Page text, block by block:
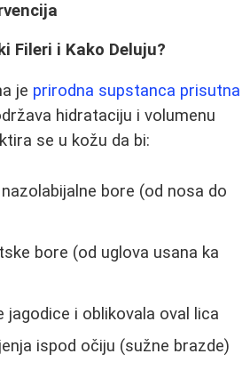
Fileri i Kako Deluju?
je prirodna supstanca prisutna
hidrataciju i volumenu
se u kožu da bi:
bore (od nosa do
bore (od uglova usana ka
jagodice i oblikovala oval lica
ispod očiju (sužne brazde)